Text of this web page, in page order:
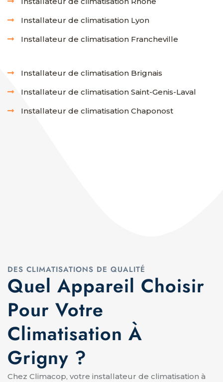
Installateur de climatisation Lyon
Installateur de climatisation Francheville
Installateur de climatisation Brignais
Installateur de climatisation Saint-Genis-Laval
Installateur de climatisation Chaponost
DES CLIMATISATIONS DE QUALITÉ
Quel Appareil Choisir
Pour Votre
Climatisation À
Grigny ?
Chez Climacop, votre installateur de climatisation à